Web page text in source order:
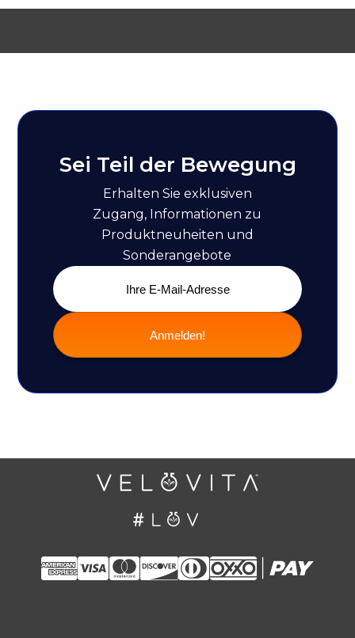
Sei Teil der Bewegung
Erhalten Sie exklusiven
Zugang, Informationen zu
Produktneuheiten und
Sonderangebote